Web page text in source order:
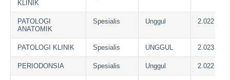
KLINIK
PATOLOGI
ANATOMIK
Spesialis Unggul 2.022
PATOLOGI KLINIK Spesialis UNGGUL 2.023
PERIODONSIA Spesialis Unggul 2.022